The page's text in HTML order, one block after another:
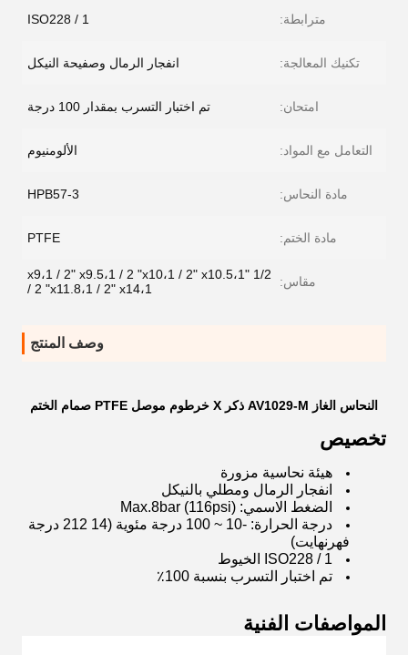
مترابطة: ISO228 / 1
تكنيك المعالجة: انفجار الرمال وصفيحة النيكل
امتحان: تم اختبار التسرب بمقدار 100 درجة
التعامل مع المواد: الألومنيوم
مادة النحاس: HPB57-3
مادة الختم: PTFE
مقاس:
1/2 "x9،1 / 2" x9.5،1 / 2 "x10،1 / 2" x10.5،1
/ 2 "x11.8،1 / 2" x14،1
وصف المنتج
النحاس الغاز AV1029-M ذكر X خرطوم موصل PTFE صمام الختم
تخصيص
هيئة نحاسية مزورة
انفجار الرمال ومطلي بالنيكل
الضغط الاسمي: Max.8bar (116psi)
درجة الحرارة: -10 ~ 100 درجة مئوية (14 212 درجة
فهرنهايت)
ISO228 / 1 الخيوط
تم اختبار التسرب بنسبة 100٪
المواصفات الفنية